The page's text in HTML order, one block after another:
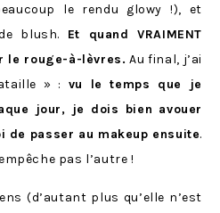
le rendu glowy !), et
blush. Et quand VRAIMENT
le rouge-à-lèvres. Au final, j’ai
» : vu le temps que je
jour, je dois bien avouer
de passer au makeup ensuite.
pas l’autre !
(d’autant plus qu’elle n’est